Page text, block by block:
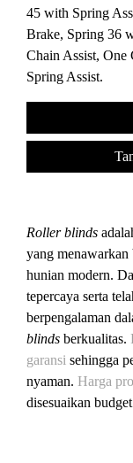
45 with Spring
Brake, Spring 36
Chain Assist,
Spring Assist.
Roller blinds
yang menawarkan
hunian modern.
tepercaya serta
berpengalaman
blinds berkualitas.
garansi sehingga
nyaman. Harga
disesuaikan